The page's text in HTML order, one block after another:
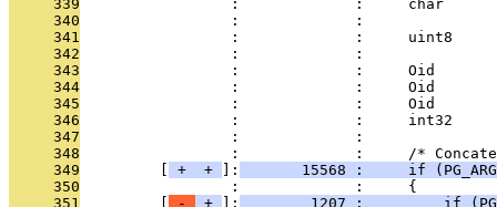
     339
:             :     char
     340
:             :
     341
:             :     uint8
     342
:             :
     343
:             :     Oid
     344
:             :     Oid
     345
:             :     Oid
     346
:             :     int32
     347
                 :             :
     348
:             :     /*
     349
+ + ]:
15568 :     if
     350
                 :             :     {
     351
- + ]:
1207 :         if